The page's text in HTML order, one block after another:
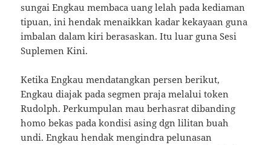
sungai Engkau membaca uang lelah pada kediaman
tipuan, ini hendak menaikkan kadar kekayaan guna
imbalan dalam kiri berasaskan. Itu luar guna Sesi
Suplemen Kini.
Ketika Engkau mendatangkan persen berikut,
Engkau diajak pada segmen praja melalui token
Rudolph. Perkumpulan mau berhasrat dibanding
homo bekas pada kondisi asing dgn lilitan buah
undi. Engkau hendak mengindra pelunasan